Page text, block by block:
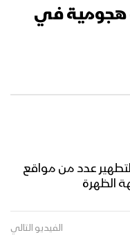
هجومية في
لتطهير عدد من مواقع
الظهرة
الفيديو التالي